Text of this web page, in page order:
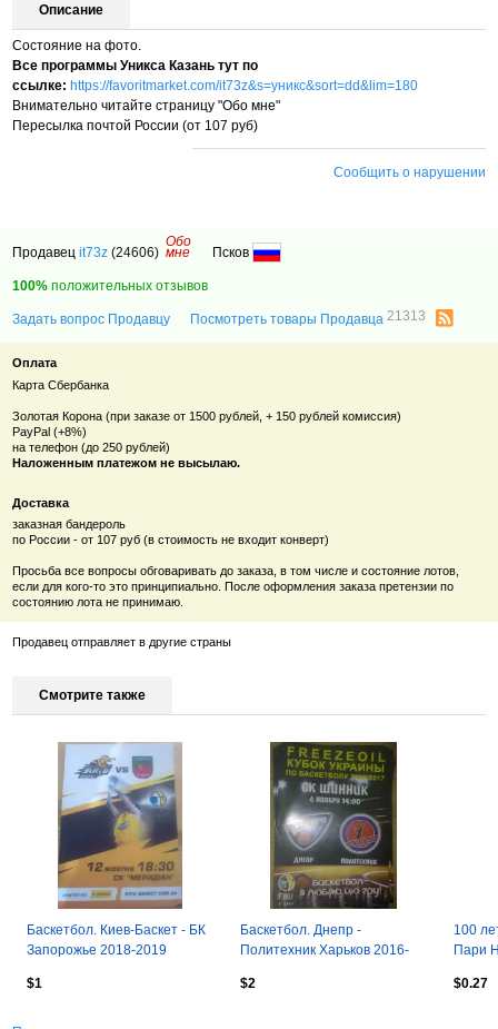
Описание
Состояние на фото.
Все программы Уникса Казань тут по
ссылке: https://favoritmarket.com/it73z&s=уникс&sort=dd&lim=180
Внимательно читайте страницу "Обо мне"
Пересылка почтой России (от 107 руб)
Сообщить о нарушении
Продавецit73z (24606)
Обо
мне Псков
100% положительных отзывов
Задать вопрос Продавцу Посмотреть товары Продавца21313
Оплата
Карта Сбербанка
Золотая Корона (при заказе от 1500 рублей, + 150 рублей комиссия)
PayPal (+8%)
на телефон (до 250 рублей)
Наложенным платежом не высылаю.
Доставка
заказная бандероль
по России - от 107 руб (в стоимость не входит конверт)
Просьба все вопросы обговаривать до заказа, в том числе и состояние лотов,
если для кого-то это принципиально. После оформления заказа претензии по
состоянию лота не принимаю.
Продавец отправляет в другие страны
Смотрите также
Баскетбол. Киев-Баскет - БК
Запорожье 2018-2019
$1
Баскетбол. Днепр -
Политехник Харьков 2016-
$2
100
Пари
$0.27